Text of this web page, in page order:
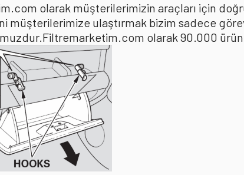
olarak müşterilerimizin araçları için
müşterilerimize ulaştırmak bizim sadece
olarak 90.000 ürün